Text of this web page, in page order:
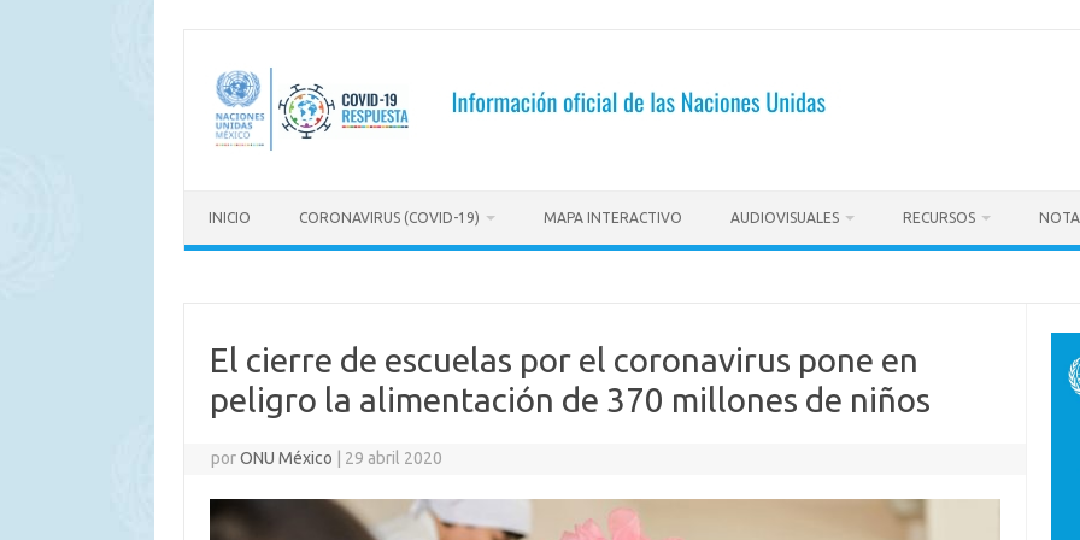
contenido
INICIO CORONAVIRUS (COVID-19) MAPA INTERACTIVO AUDIOVISUALES RECURSOS
El cierre de escuelas por el coronavirus pone en
peligro la alimentación de 370 millones de niños
porONU México 29 abril 2020